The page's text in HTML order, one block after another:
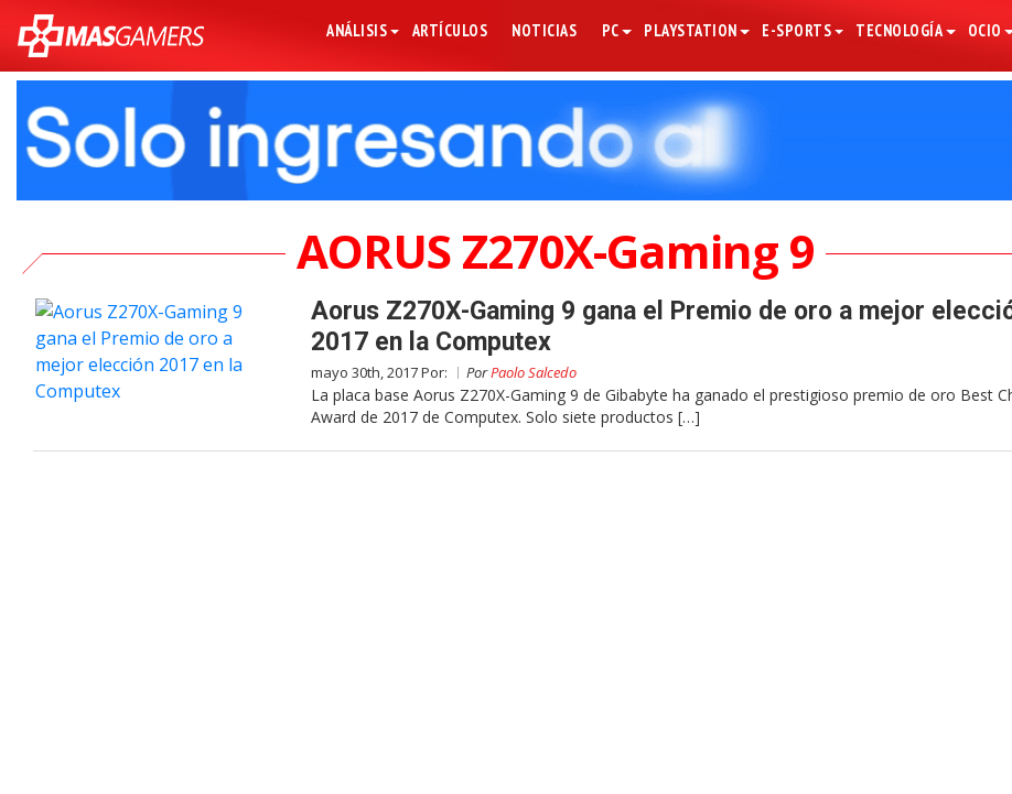
ANÁLISIS ARTÍCULOS NOTICIAS PC PLAYSTATION E-SPORTS TECNOLOGÍA OCIO
AORUS Z270X-Gaming 9
Aorus Z270X-Gaming 9 gana el Premio de oro a mejor
2017 en la Computex
mayo 30th, 2017 Por: PorPaolo Salcedo
La placa base Aorus Z270X-Gaming 9 de Gibabyte ha ganado el prestigioso premio de oro Best
Award de 2017 de Computex. Solo siete productos […]